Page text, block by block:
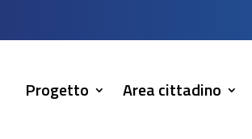
Progetto Area cittadino